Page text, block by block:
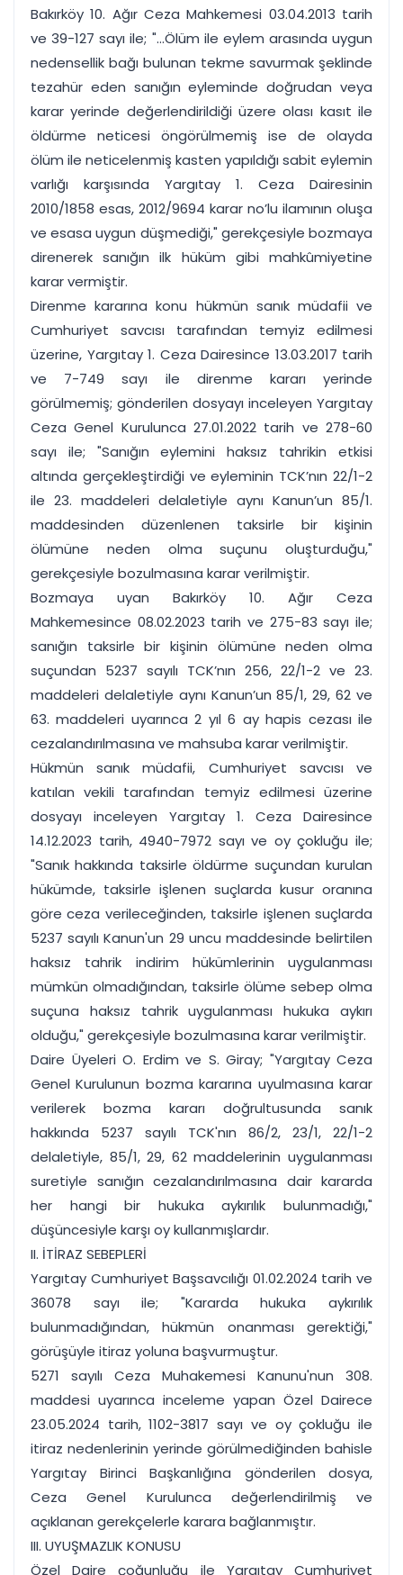
Bakırköy 10. Ağır Ceza Mahkemesi 03.04.2013 tarih
ve 39-127 sayı ile; "...Ölüm ile eylem arasında uygun
nedensellik bağı bulunan tekme savurmak şeklinde
tezahür eden sanığın eyleminde doğrudan veya
karar yerinde değerlendirildiği üzere olası kasıt ile
öldürme neticesi öngörülmemiş ise de olayda
ölüm ile neticelenmiş kasten yapıldığı sabit eylemin
varlığı karşısında Yargıtay 1. Ceza Dairesinin
2010/1858 esas, 2012/9694 karar no’lu ilamının oluşa
ve esasa uygun düşmediği," gerekçesiyle bozmaya
direnerek sanığın ilk hüküm gibi mahkûmiyetine
karar vermiştir.
Direnme kararına konu hükmün sanık müdafii ve
Cumhuriyet savcısı tarafından temyiz edilmesi
üzerine, Yargıtay 1. Ceza Dairesince 13.03.2017 tarih
ve 7-749 sayı ile direnme kararı yerinde
görülmemiş; gönderilen dosyayı inceleyen Yargıtay
Ceza Genel Kurulunca 27.01.2022 tarih ve 278-60
sayı ile; "Sanığın eylemini haksız tahrikin etkisi
altında gerçekleştirdiği ve eyleminin TCK’nın 22/1-2
ile 23. maddeleri delaletiyle aynı Kanun’un 85/1.
maddesinden düzenlenen taksirle bir kişinin
ölümüne neden olma suçunu oluşturduğu,"
gerekçesiyle bozulmasına karar verilmiştir.
Bozmaya uyan Bakırköy 10. Ağır Ceza
Mahkemesince 08.02.2023 tarih ve 275-83 sayı ile;
sanığın taksirle bir kişinin ölümüne neden olma
suçundan 5237 sayılı TCK’nın 256, 22/1-2 ve 23.
maddeleri delaletiyle aynı Kanun’un 85/1, 29, 62 ve
63. maddeleri uyarınca 2 yıl 6 ay hapis cezası ile
cezalandırılmasına ve mahsuba karar verilmiştir.
Hükmün sanık müdafii, Cumhuriyet savcısı ve
katılan vekili tarafından temyiz edilmesi üzerine
dosyayı inceleyen Yargıtay 1. Ceza Dairesince
14.12.2023 tarih, 4940-7972 sayı ve oy çokluğu ile;
"Sanık hakkında taksirle öldürme suçundan kurulan
hükümde, taksirle işlenen suçlarda kusur oranına
göre ceza verileceğinden, taksirle işlenen suçlarda
5237 sayılı Kanun'un 29 uncu maddesinde belirtilen
haksız tahrik indirim hükümlerinin uygulanması
mümkün olmadığından, taksirle ölüme sebep olma
suçuna haksız tahrik uygulanması hukuka aykırı
olduğu," gerekçesiyle bozulmasına karar verilmiştir.
Daire Üyeleri O. Erdim ve S. Giray; "Yargıtay Ceza
Genel Kurulunun bozma kararına uyulmasına karar
verilerek bozma kararı doğrultusunda sanık
hakkında 5237 sayılı TCK'nın 86/2, 23/1, 22/1-2
delaletiyle, 85/1, 29, 62 maddelerinin uygulanması
suretiyle sanığın cezalandırılmasına dair kararda
her hangi bir hukuka aykırılık bulunmadığı,"
düşüncesiyle karşı oy kullanmışlardır.
II. İTİRAZ SEBEPLERİ
Yargıtay Cumhuriyet Başsavcılığı 01.02.2024 tarih ve
36078 sayı ile; "Kararda hukuka aykırılık
bulunmadığından, hükmün onanması gerektiği,"
görüşüyle itiraz yoluna başvurmuştur.
5271 sayılı Ceza Muhakemesi Kanunu'nun 308.
maddesi uyarınca inceleme yapan Özel Dairece
23.05.2024 tarih, 1102-3817 sayı ve oy çokluğu ile
itiraz nedenlerinin yerinde görülmediğinden bahisle
Yargıtay Birinci Başkanlığına gönderilen dosya,
Ceza Genel Kurulunca değerlendirilmiş ve
açıklanan gerekçelerle karara bağlanmıştır.
III. UYUŞMAZLIK KONUSU
Özel Daire çoğunluğu ile Yargıtay Cumhuriyet